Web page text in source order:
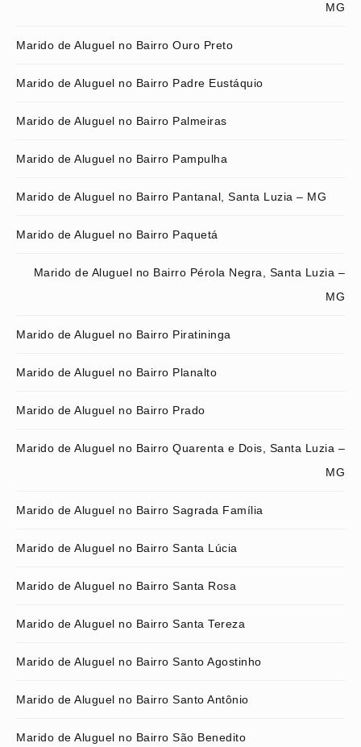
MG
Marido de Aluguel no Bairro Ouro Preto
Marido de Aluguel no Bairro Padre Eustáquio
Marido de Aluguel no Bairro Palmeiras
Marido de Aluguel no Bairro Pampulha
Marido de Aluguel no Bairro Pantanal, Santa Luzia – MG
Marido de Aluguel no Bairro Paquetá
Marido de Aluguel no Bairro Pérola Negra, Santa Luzia –
MG
Marido de Aluguel no Bairro Piratininga
Marido de Aluguel no Bairro Planalto
Marido de Aluguel no Bairro Prado
Marido de Aluguel no Bairro Quarenta e Dois, Santa Luzia –
MG
Marido de Aluguel no Bairro Sagrada Família
Marido de Aluguel no Bairro Santa Lúcia
Marido de Aluguel no Bairro Santa Rosa
Marido de Aluguel no Bairro Santa Tereza
Marido de Aluguel no Bairro Santo Agostinho
Marido de Aluguel no Bairro Santo Antônio
Marido de Aluguel no Bairro São Benedito